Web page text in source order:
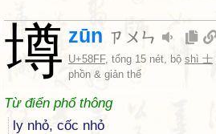
壿 zūn ㄗㄨㄣ
U+58FF, tổng 15 nét, bộ shì 士
phồn & giản thể
Từ điển phổ thông
ly nhỏ, cốc nhỏ